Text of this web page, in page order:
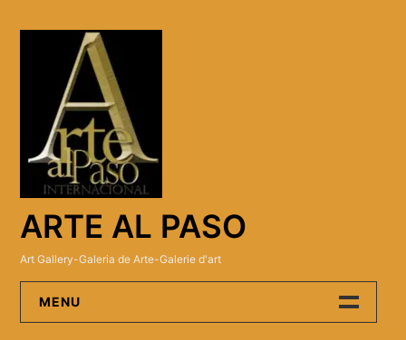
ARTE AL PASO
Art Gallery-Galeria de Arte-Galerie d'art
MENU